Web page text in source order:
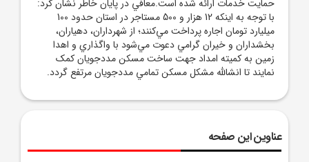
حمايت خدمات ارائه‌ شده است.معافي در پايان خاطر نشان کرد:
با توجه به اينکه 12 هزار و 500 مستاجر در استان حدود 100
ميليارد تومان اجاره پرداخت مي‌کنند؛ از شهرداران، دهياران،
بخشداران و خيران گرامي دعوت مي‌شود با واگذاري و اهدا
زمين به کميته امداد جهت ساخت مسکن مددجويان کمک
نمايند تا انشالله مشکل مسکن تمامي مددجويان مرتفع گردد.
عناوین این صفحه